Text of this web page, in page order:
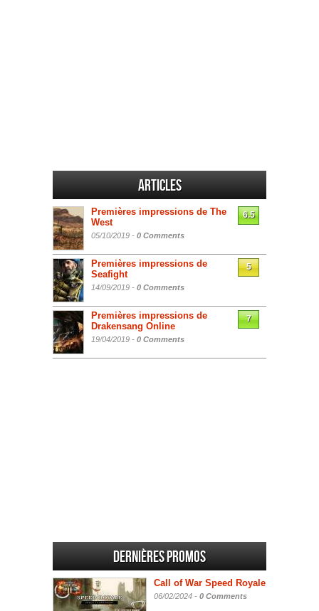
Articles
Premières impressions de The
West
05/10/2019 - 0 Comments
6.5
Premières impressions de
Seafight
14/09/2019 - 0 Comments
5
Premières impressions de
Drakensang Online
19/04/2019 - 0 Comments
7
Dernières promos
Call of War Speed Royale
06/02/2024 - 0 Comments